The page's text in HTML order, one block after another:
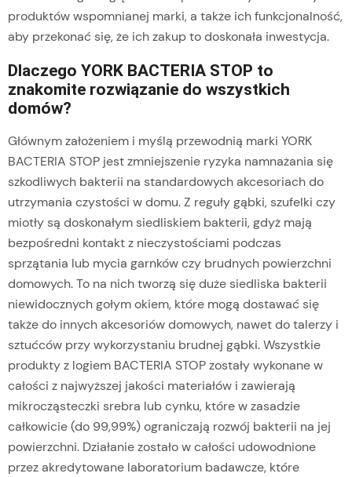
produktów wspomnianej marki, a także ich funkcjonalność,
aby przekonać się, że ich zakup to doskonała inwestycja.
Dlaczego YORK BACTERIA STOP to
znakomite rozwiązanie do wszystkich
domów?
Głównym założeniem i myślą przewodnią marki YORK
BACTERIA STOP jest zmniejszenie ryzyka namnażania się
szkodliwych bakterii na standardowych akcesoriach do
utrzymania czystości w domu. Z reguły gąbki, szufelki czy
miotły są doskonałym siedliskiem bakterii, gdyż mają
bezpośredni kontakt z nieczystościami podczas
sprzątania lub mycia garnków czy brudnych powierzchni
domowych. To na nich tworzą się duże siedliska bakterii
niewidocznych gołym okiem, które mogą dostawać się
także do innych akcesoriów domowych, nawet do talerzy i
sztućców przy wykorzystaniu brudnej gąbki. Wszystkie
produkty z logiem BACTERIA STOP zostały wykonane w
całości z najwyższej jakości materiałów i zawierają
mikrocząsteczki srebra lub cynku, które w zasadzie
całkowicie (do 99,99%) ograniczają rozwój bakterii na jej
powierzchni. Działanie zostało w całości udowodnione
przez akredytowane laboratorium badawcze, które